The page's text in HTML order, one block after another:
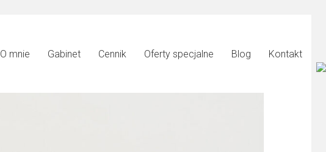
O mnie Gabinet Cennik Oferty specjalne Blog Kontakt